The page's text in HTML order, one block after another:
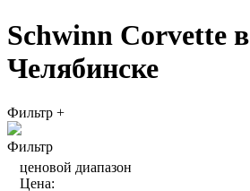
Schwinn Corvette в
Челябинске
Фильтр +
Фильтр
ценовой диапазон
Цена: